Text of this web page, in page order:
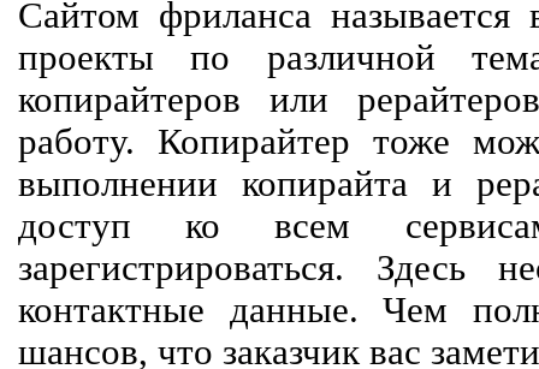
Сайтом фриланса называется
проекты по различной
копирайтеров или
работу. Копирайтер тоже
выполнении копирайта и
доступ ко всем
зарегистрироваться. Здесь
контактные данные. Чем
шансов, что заказчик вас